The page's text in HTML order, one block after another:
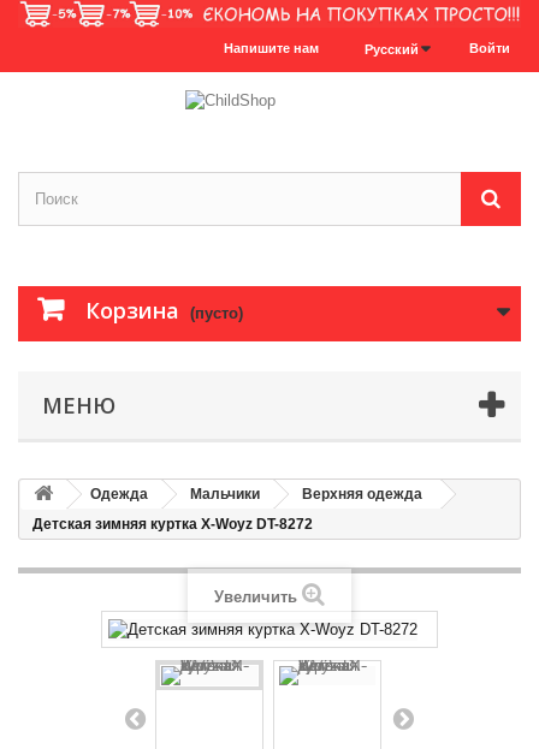
Войти
Русский
Напишите нам
Корзина (пусто)
МЕНЮ
Одежда Мальчики
Верхняя одежда
Детская зимняя куртка X-Woyz DT-8272
Увеличить